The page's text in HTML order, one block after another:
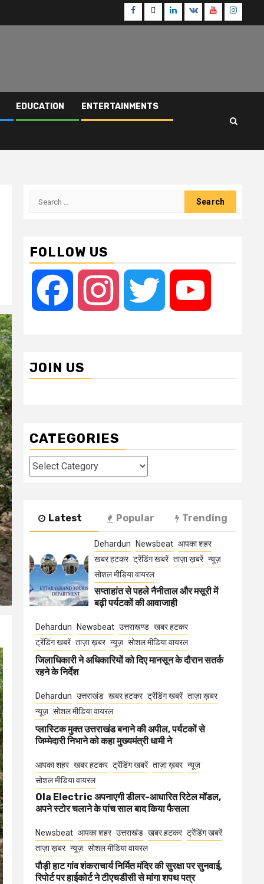
Facebook
TwitterLinkedin
VK Youtube
EDUCATION ENTERTAINMENTS
Search
FOLLOW US
Facebook Instagram Twitter
JOIN US
CATEGORIES
Categories
Latest Popular Trending
Dehardun Newsbeat आपका शहर
खबर हटकर ट्रेंडिंग खबरें ताज़ा ख़बरें न्यूज़
सोशल मीडिया वायरल
सप्ताहांत से पहले नैनीताल और मसूरी में
बढ़ी पर्यटकों की आवाजाही
Dehardun Newsbeat उत्तराखण्ड खबर हटकर
ट्रेंडिंग खबरें ताज़ा ख़बर न्यूज़ सोशल मीडिया वायरल
जिलाधिकारी ने अधिकारियों को दिए मानसून के दौरान सतर्क
रहने के निर्देश
Dehardun उत्तराखंड खबर हटकर ट्रेंडिंग खबरें ताज़ा ख़बर
न्यूज़ सोशल मीडिया वायरल
प्लास्टिक मुक्त उत्तराखंड बनाने की अपील, पर्यटकों से
जिम्मेदारी निभाने को कहा मुख्यमंत्री धामी ने
आपका शहर खबर हटकर ट्रेंडिंग खबरें ताज़ा ख़बर न्यूज़
सोशल मीडिया वायरल
Ola Electric अपनाएगी डीलर-आधारित रिटेल मॉडल,
अपने स्टोर चलाने के पांच साल बाद किया फैसला
Newsbeat आपका शहर उत्तराखंड खबर हटकर ट्रेंडिंग खबरें
ताज़ा ख़बर न्यूज़ सोशल मीडिया वायरल
पौड़ी हाट गांव शंकराचार्य निर्मित मंदिर की सुरक्षा पर सुनवाई,
रिपोर्ट पर हाईकोर्ट ने टीएचडीसी से मांगा शपथ पत्र